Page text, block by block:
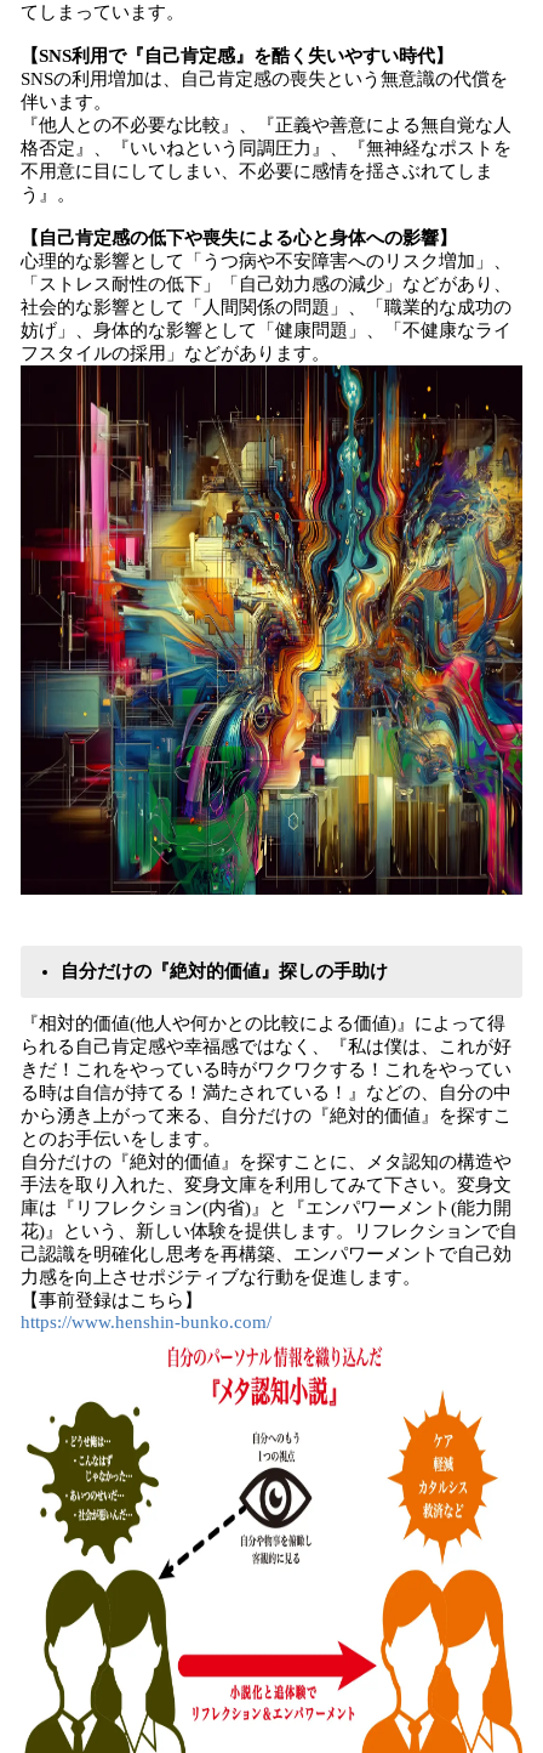
てしまっています。
【SNS利用で『自己肯定感』を酷く失いやすい時代】
SNSの利用増加は、自己肯定感の喪失という無意識の代償を
伴います。
『他人との不必要な比較』、『正義や善意による無自覚な人
格否定』、『いいねという同調圧力』、『無神経なポストを
不用意に目にしてしまい、不必要に感情を揺さぶれてしま
う』。
【自己肯定感の低下や喪失による心と身体への影響】
心理的な影響として「うつ病や不安障害へのリスク増加」、
「ストレス耐性の低下」「自己効力感の減少」などがあり、
社会的な影響として「人間関係の問題」、「職業的な成功の
妨げ」、身体的な影響として「健康問題」、「不健康なライ
フスタイルの採用」などがあります。
自分だけの『絶対的価値』探しの手助け
『相対的価値(他人や何かとの比較による価値)』によって得
られる自己肯定感や幸福感ではなく、『私は僕は、これが好
きだ！これをやっている時がワクワクする！これをやってい
る時は自信が持てる！満たされている！』などの、自分の中
から湧き上がって来る、自分だけの『絶対的価値』を探すこ
とのお手伝いをします。
自分だけの『絶対的価値』を探すことに、メタ認知の構造や
手法を取り入れた、変身文庫を利用してみて下さい。変身文
庫は『リフレクション(内省)』と『エンパワーメント(能力開
花)』という、新しい体験を提供します。リフレクションで自
己認識を明確化し思考を再構築、エンパワーメントで自己効
力感を向上させポジティブな行動を促進します。
【事前登録はこちら】
https://www.henshin-bunko.com/